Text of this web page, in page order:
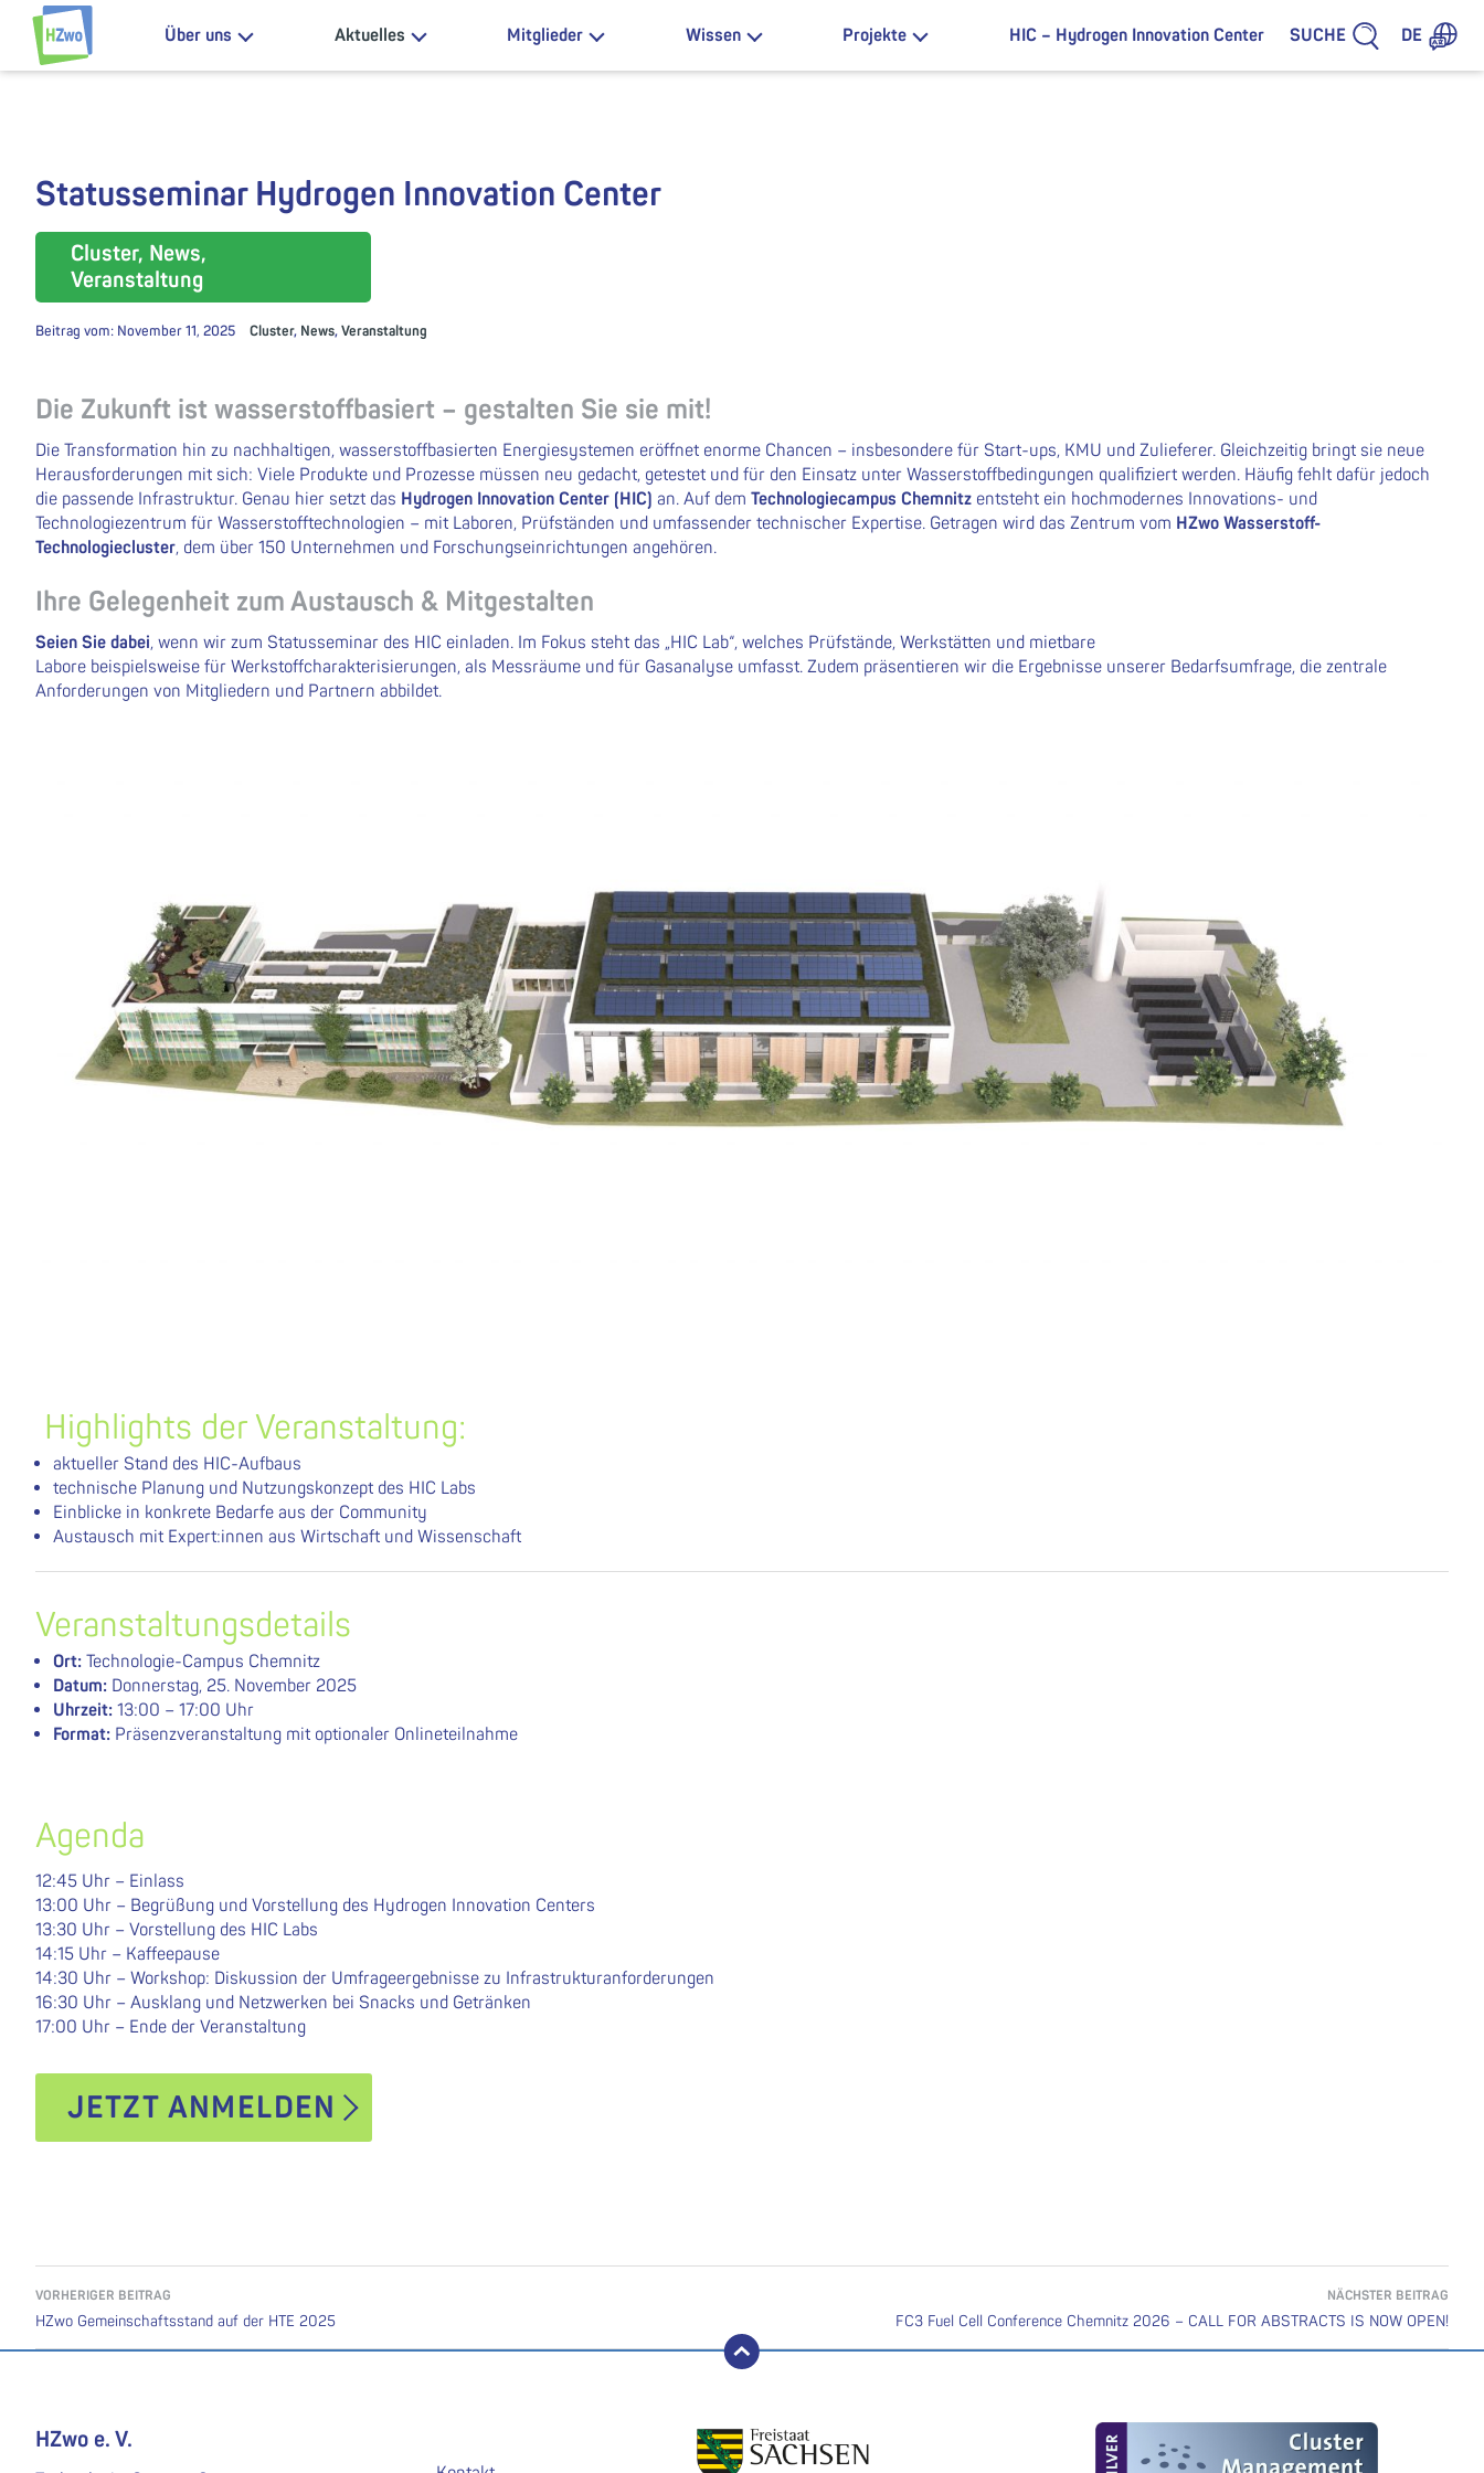
Zum Inhalt springen
HZwo – Antrieb für Sachsen
Über uns Aktuelles Mitglieder Wissen Projekte HIC – Hydrogen Innovation Center SUCHE DE
Statusseminar Hydrogen Innovation Center
Cluster, News,
Veranstaltung
Beitrag vom: November 11, 2025 Cluster, News,Veranstaltung
Die Zukunft ist wasserstoffbasiert – gestalten Sie sie mit!
Die Transformation hin zu nachhaltigen, wasserstoffbasierten Energiesystemen eröffnet enorme Chancen – insbesondere für Start-ups, KMU und Zulieferer. Gleichzeitig bringt sie neue
Herausforderungen mit sich: Viele Produkte und Prozesse müssen neu gedacht, getestet und für den Einsatz unter Wasserstoffbedingungen qualifiziert werden. Häufig fehlt dafür jedoch
die passende Infrastruktur. Genau hier setzt das Hydrogen Innovation Center (HIC) an. Auf dem Technologiecampus Chemnitz entsteht ein hochmodernes Innovations- und
Technologiezentrum für Wasserstofftechnologien – mit Laboren, Prüfständen und umfassender technischer Expertise. Getragen wird das Zentrum vom HZwo Wasserstoff-
Technologiecluster, dem über 150 Unternehmen und Forschungseinrichtungen angehören.
Ihre Gelegenheit zum Austausch & Mitgestalten
Seien Sie dabei, wenn wir zum Statusseminar des HIC einladen. Im Fokus steht das „HIC Lab“, welches Prüfstände, Werkstätten und mietbare
Labore beispielsweise für Werkstoffcharakterisierungen, als Messräume und für Gasanalyse umfasst. Zudem präsentieren wir die Ergebnisse unserer Bedarfsumfrage, die zentrale
Anforderungen von Mitgliedern und Partnern abbildet.
Highlights der Veranstaltung:
aktueller Stand des HIC-Aufbaus
technische Planung und Nutzungskonzept des HIC Labs
Einblicke in konkrete Bedarfe aus der Community
Austausch mit Expert:innen aus Wirtschaft und Wissenschaft
Veranstaltungsdetails
Ort: Technologie-Campus Chemnitz
Datum: Donnerstag, 25. November 2025
Uhrzeit: 13:00 – 17:00 Uhr
Format: Präsenzveranstaltung mit optionaler Onlineteilnahme
Agenda
12:45 Uhr – Einlass
13:00 Uhr – Begrüßung und Vorstellung des Hydrogen Innovation Centers
13:30 Uhr – Vorstellung des HIC Labs
14:15 Uhr – Kaffeepause
14:30 Uhr – Workshop: Diskussion der Umfrageergebnisse zu Infrastrukturanforderungen
16:30 Uhr – Ausklang und Netzwerken bei Snacks und Getränken
17:00 Uhr – Ende der Veranstaltung
JETZT ANMELDEN
VORHERIGER BEITRAG
HZwo Gemeinschaftsstand auf der HTE 2025
NÄCHSTER BEITRAG
FC3 Fuel Cell Conference Chemnitz 2026 – CALL FOR ABSTRACTS IS NOW OPEN!
nach oben
HZwo e. V.